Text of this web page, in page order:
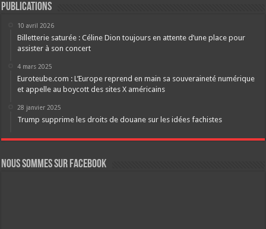
Publications
10 avril 2026
Billetterie saturée : Céline Dion toujours en attente d’une place pour
assister à son concert
4 mars 2025
Euroteube.com : L’Europe reprend en main sa souveraineté numérique
et appelle au boycott des sites X américains
28 janvier 2025
Trump supprime les droits de douane sur les idées fachistes
Nous sommes sur FaceBook